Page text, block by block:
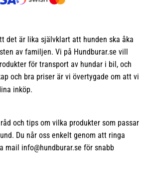
det är lika självklart att hunden ska åka
av familjen. Vi på Hundburar.se vill
för transport av hundar i bil, och
och bra priser är vi övertygade om att vi
inköp.
och tips om vilka produkter som passar
Du når oss enkelt genom att ringa
mail info@hundburar.se för snabb